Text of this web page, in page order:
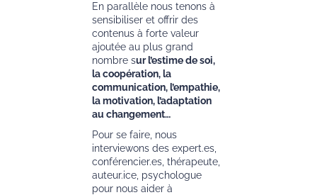
En parallèle nous tenons à
sensibiliser et offrir des
contenus à forte valeur
ajoutée au plus grand
nombre sur l’estime de soi,
la coopération, la
communication, l’empathie,
la motivation, l’adaptation
au changement…
Pour se faire, nous
interviewons des expert.es,
conférencier.es, thérapeute,
auteur.ice, psychologue
pour nous aider à